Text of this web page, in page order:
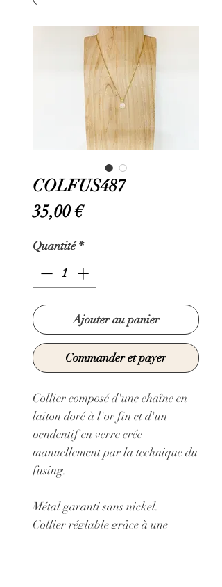
COLFUS487
35,00 €Prix
Quantité *
Ajouter au panier
Commander et payer
Collier composé d'une chaîne en
laiton doré à l'or fin et d'un
pendentif en verre crée
manuellement par la technique du
fusing.
Métal garanti sans nickel.
Collier réglable grâce à une